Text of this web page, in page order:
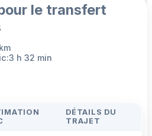
le transfert
h 32 min
DÉTAILS DU
TRAJET